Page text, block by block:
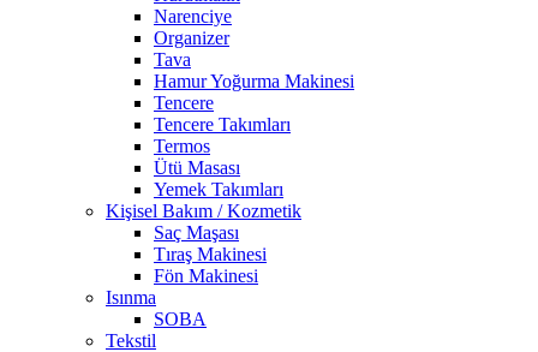
Narenciye
Organizer
Tava
Hamur Yoğurma Makinesi
Tencere
Tencere Takımları
Termos
Ütü Masası
Yemek Takımları
Kişisel Bakım / Kozmetik
Saç Maşası
Tıraş Makinesi
Fön Makinesi
Isınma
SOBA
Tekstil